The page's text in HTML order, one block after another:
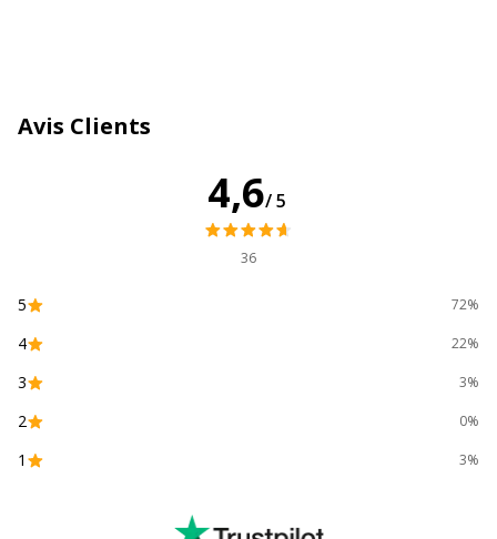
Données d'identification
3130630014126
Référence produit fabricant
Dimensions et poids
Dimensions et poids
Largeur
297 mm
Avis Clients
4,6/5
36
5 72%
4 22%
3 3%
2 0%
1 3%